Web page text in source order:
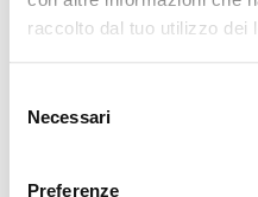
raccolto dal tuo utilizzo dei
delNecessari
Preferenze
den Verlauf seiner
einsehen, die
die bei der
Links zu anderen